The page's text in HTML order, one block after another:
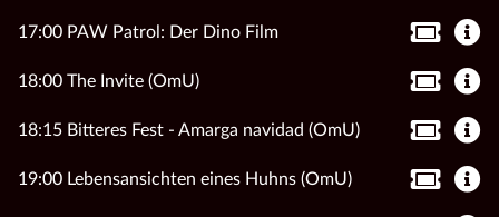
17:00 PAW Patrol: Der Dino Film
18:00 The Invite (OmU)
18:15 Bitteres Fest - Amarga navidad (OmU)
19:00 Lebensansichten eines Huhns (OmU)